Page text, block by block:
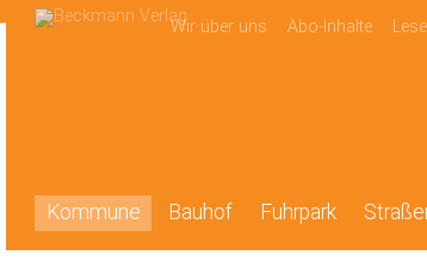
Wir über uns Abo-Inhalte
Kommune Bauhof Fuhrpark